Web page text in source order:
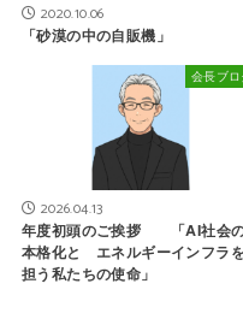
2020.10.06
「砂漠の中の自販機」
会長ブロ
2026.04.13
年度初頭のご挨拶 「AI社会
本格化と エネルギーインフラ
担う私たちの使命」